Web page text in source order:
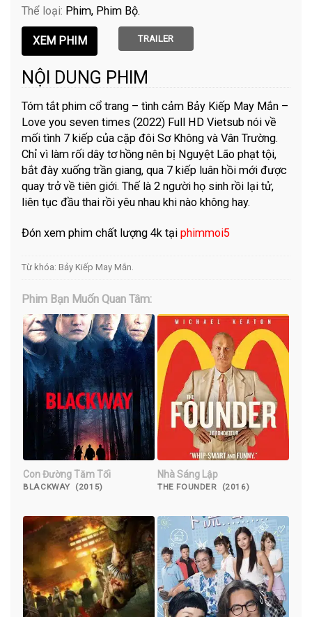
Thể loại: Phim Phim Bộ
TRAILER
NỘI DUNG PHIM
Tóm tắt phim cổ trang – tình cảm Bảy Kiếp May Mắn –
Love you seven times (2022) Full HD Vietsub nói về
mối tình 7 kiếp của cặp đôi Sơ Không và Vân Trường.
Chỉ vì làm rối dây tơ hồng nên bị Nguyệt Lão phạt tội,
bắt đày xuống trần giang, qua 7 kiếp luân hồi mới được
quay trở về tiên giới. Thế là 2 người họ sinh rồi lại tử,
liên tục đầu thai rồi yêu nhau khi nào không hay.
Đón xem phim chất lượng 4k tạiphimmoi5
Từ khóa: Bảy Kiếp May Mắn
Phim Bạn Muốn Quan Tâm:
Con Đường Tăm Tối
BLACKWAY (2015)
Nhà Sáng Lập
THE FOUNDER (2016)